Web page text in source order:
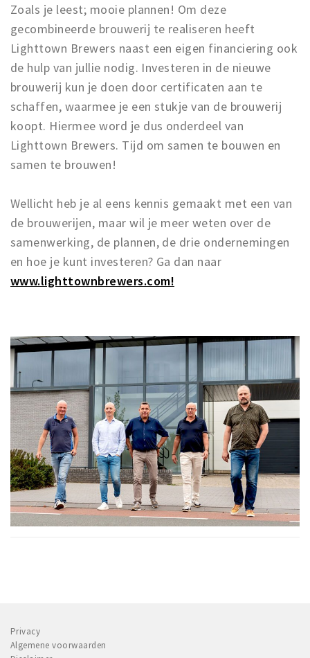
Zoals je leest; mooie plannen! Om deze
gecombineerde brouwerij te realiseren heeft
Lighttown Brewers naast een eigen financiering ook
de hulp van jullie nodig. Investeren in de nieuwe
brouwerij kun je doen door certificaten aan te
schaffen, waarmee je een stukje van de brouwerij
koopt. Hiermee word je dus onderdeel van
Lighttown Brewers. Tijd om samen te bouwen en
samen te brouwen!
Wellicht heb je al eens kennis gemaakt met een van
de brouwerijen, maar wil je meer weten over de
samenwerking, de plannen, de drie ondernemingen
en hoe je kunt investeren? Ga dan naar
www.lighttownbrewers.com!
Privacy
Algemene voorwaarden